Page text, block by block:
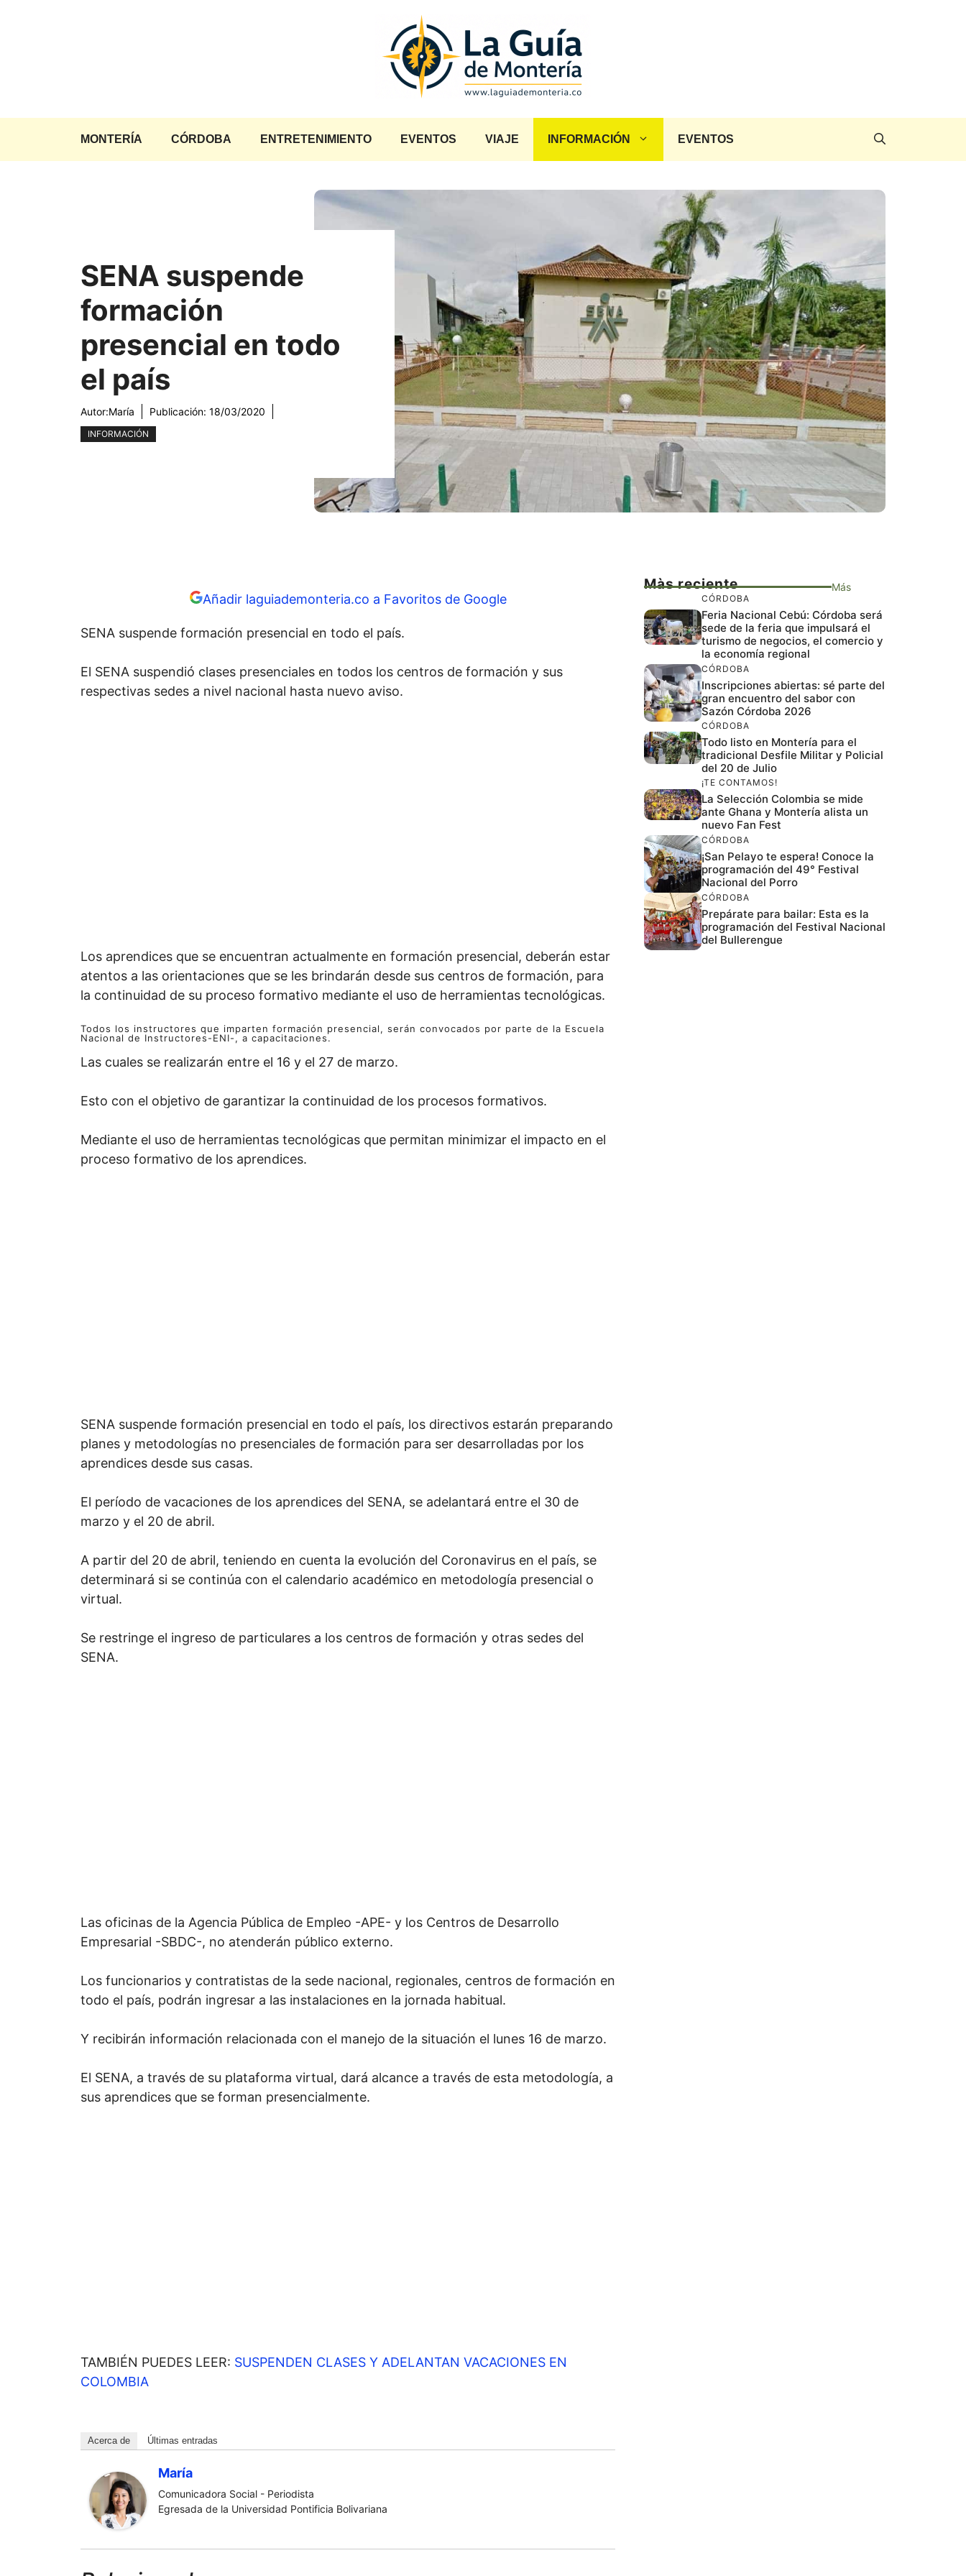
MONTERÍA CÓRDOBA ENTRETENIMIENTO EVENTOS VIAJE INFORMACIÓN EVENTOS
SENA suspende
formación
presencial en todo
el país
Autor:María Publicación: 18/03/2020
INFORMACIÓN
Añadir laguiademonteria.co a Favoritos de Google
SENA suspende formación presencial en todo el país.
El SENA suspendió clases presenciales en todos los centros de formación y sus
respectivas sedes a nivel nacional hasta nuevo aviso.
Los aprendices que se encuentran actualmente en formación presencial, deberán estar
atentos a las orientaciones que se les brindarán desde sus centros de formación, para
la continuidad de su proceso formativo mediante el uso de herramientas tecnológicas.
Todos los instructores que imparten formación presencial, serán convocados por parte de la Escuela
Nacional de Instructores-ENI-, a capacitaciones.
Las cuales se realizarán entre el 16 y el 27 de marzo.
Esto con el objetivo de garantizar la continuidad de los procesos formativos.
Mediante el uso de herramientas tecnológicas que permitan minimizar el impacto en el
proceso formativo de los aprendices.
SENA suspende formación presencial en todo el país, los directivos estarán preparando
planes y metodologías no presenciales de formación para ser desarrolladas por los
aprendices desde sus casas.
El período de vacaciones de los aprendices del SENA, se adelantará entre el 30 de
marzo y el 20 de abril.
A partir del 20 de abril, teniendo en cuenta la evolución del Coronavirus en el país, se
determinará si se continúa con el calendario académico en metodología presencial o
virtual.
Se restringe el ingreso de particulares a los centros de formación y otras sedes del
SENA.
Las oficinas de la Agencia Pública de Empleo -APE- y los Centros de Desarrollo
Empresarial -SBDC-, no atenderán público externo.
Los funcionarios y contratistas de la sede nacional, regionales, centros de formación en
todo el país, podrán ingresar a las instalaciones en la jornada habitual.
Y recibirán información relacionada con el manejo de la situación el lunes 16 de marzo.
El SENA, a través de su plataforma virtual, dará alcance a través de esta metodología, a
sus aprendices que se forman presencialmente.
TAMBIÉN PUEDES LEER: SUSPENDEN CLASES Y ADELANTAN VACACIONES EN
COLOMBIA
Acerca de Últimas entradas
María
Comunicadora Social - Periodista
Egresada de la Universidad Pontificia Bolivariana
Màs reciente Más
CÓRDOBA
Feria Nacional Cebú: Córdoba será
sede de la feria que impulsará el
turismo de negocios, el comercio y
la economía regional
CÓRDOBA
Inscripciones abiertas: sé parte del
gran encuentro del sabor con
Sazón Córdoba 2026
CÓRDOBA
Todo listo en Montería para el
tradicional Desfile Militar y Policial
del 20 de Julio
¡TE CONTAMOS!
La Selección Colombia se mide
ante Ghana y Montería alista un
nuevo Fan Fest
CÓRDOBA
¡San Pelayo te espera! Conoce la
programación del 49° Festival
Nacional del Porro
CÓRDOBA
Prepárate para bailar: Esta es la
programación del Festival Nacional
del Bullerengue